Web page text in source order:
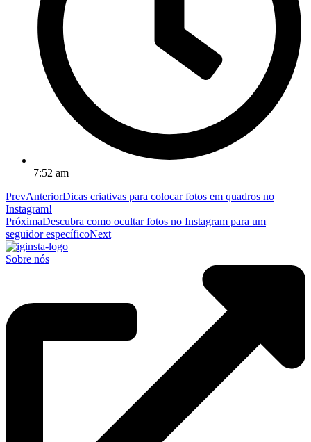
7:52 am
PrevAnteriorDicas criativas para colocar fotos em quadros no
Instagram!
PróximaDescubra como ocultar fotos no Instagram para um
seguidor específicoNext
Sobre nós